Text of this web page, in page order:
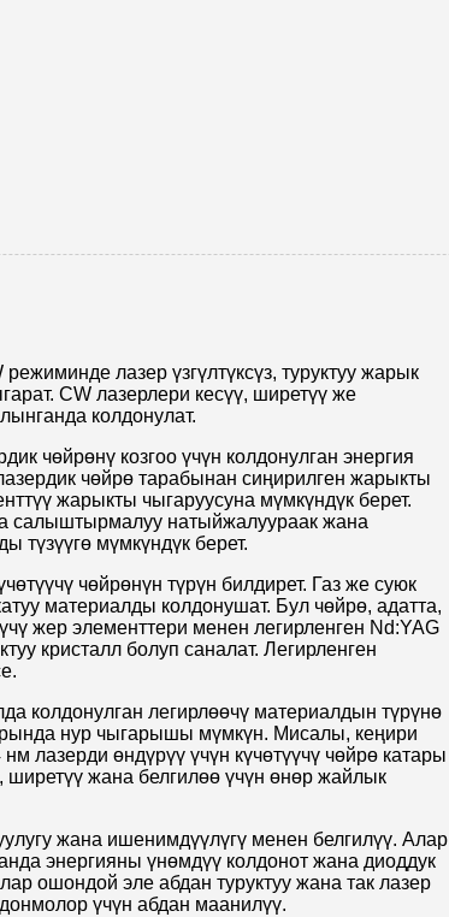
лазер үзгүлтүксүз, туруктуу жарык
CW лазерлери кесүү, ширетүү же
колдонулат.
чөйрөнү козгоо үчүн колдонулган энергия
чөйрө тарабынан сиңирилген жарыкты
жарыкты чыгаруусуна мүмкүндүк берет.
салыштырмалуу натыйжалуураак жана
түзүүгө мүмкүндүк берет.
чөйрөнүн түрүн билдирет. Газ же суюк
материалды колдонушат. Бул чөйрө, адатта,
жер элементтери менен легирленген Nd:YAG
кристалл болуп саналат. Легирленген
колдонулган легирлөөчү материалдын түрүнө
нур чыгарышы мүмкүн. Мисалы, кеңири
лазерди өндүрүү үчүн күчөтүүчү чөйрө катары
ширетүү жана белгилөө үчүн өнөр жайлык
жана ишенимдүүлүгү менен белгилүү. Алар
энергияны үнөмдүү колдонот жана диоддук
ошондой эле абдан туруктуу жана так лазер
үчүн абдан маанилүү.